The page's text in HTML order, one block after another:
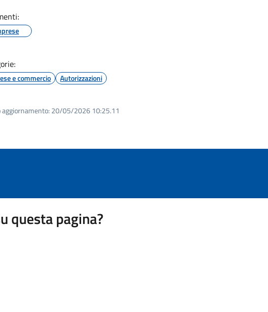
e commercio Autorizzazioni
20/05/2026 10:25.11
questa pagina?